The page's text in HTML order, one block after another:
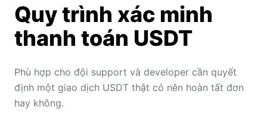
Quy trình xác minh
thanh toán USDT
Phù hợp cho đội support và developer cần quyết
định một giao dịch USDT thật có nên hoàn tất đơn
hay không.